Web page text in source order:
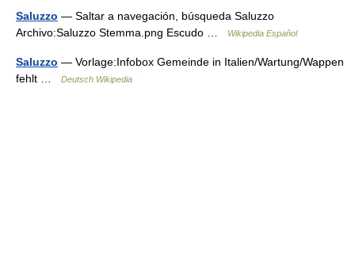
Saluzzo — Saltar a navegación, búsqueda Saluzzo
Archivo:Saluzzo Stemma.png Escudo …
Wikipedia Español
Saluzzo — Vorlage:Infobox Gemeinde in Italien/Wartung/Wappen
fehlt …
Deutsch Wikipedia